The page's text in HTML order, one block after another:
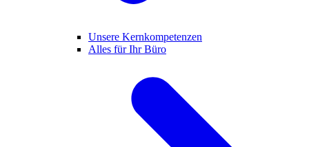
Unsere Kernkompetenzen
Alles für Ihr Büro